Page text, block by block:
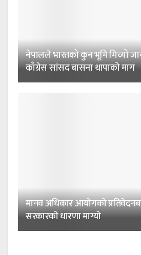
नेपालले भारतको कुन भूमि मिच्यो
काँग्रेस सांसद बासना थापाको माग
मानव अधिकार आयाेगकाे
सरकारकाे धारणा माग्याे